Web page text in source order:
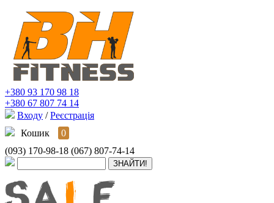
+380 93 170 98 18
+380 67 807 74 14
Входу / Реєстрація
Кошик
0
(093) 170-98-18 (067) 807-74-14